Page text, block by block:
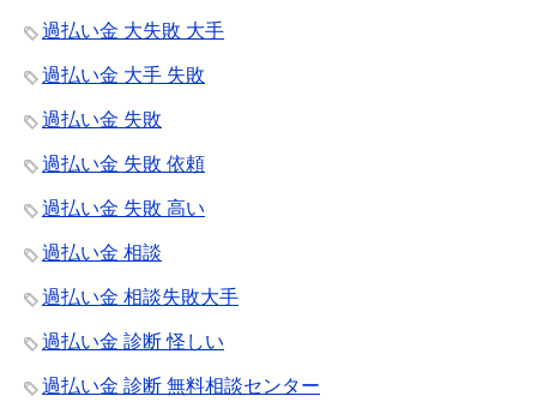
過払い金 大失敗 大手
過払い金 大手 失敗
過払い金 失敗
過払い金 失敗 依頼
過払い金 失敗 高い
過払い金 相談
過払い金 相談失敗大手
過払い金 診断 怪しい
過払い金 診断 無料相談センター